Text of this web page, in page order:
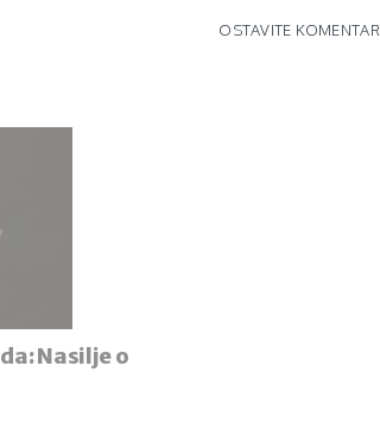
Nasilje o
OSTAVITE KOMENTAR